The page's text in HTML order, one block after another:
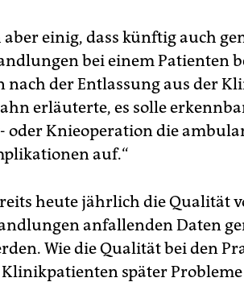
einig, dass künftig auch
bei einem Patienten
nach der Entlassung aus der
erläuterte, es solle
oder Knieoperation die
auf.“
heute jährlich die Qualität
anfallenden Daten
Wie die Qualität bei den
später